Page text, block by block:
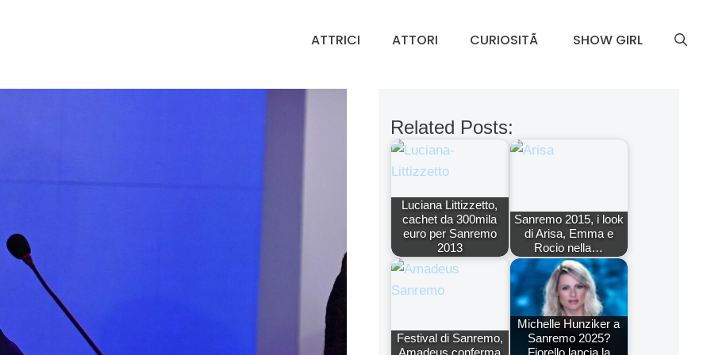
ATTRICI ATTORI CURIOSITÃ SHOW GIRL
Related Posts:
Luciana Littizzetto,
cachet da 300mila
euro per Sanremo
2013
Sanremo 2015, i look
di Arisa, Emma e
Rocio nella…
Festival di Sanremo,
Michelle Hunziker a
Sanremo 2025?